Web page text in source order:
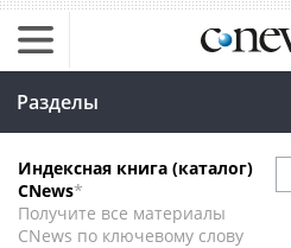
Разделы
Индексная книга (каталог)
CNews*
Получите все материалы
CNews по ключевому слову